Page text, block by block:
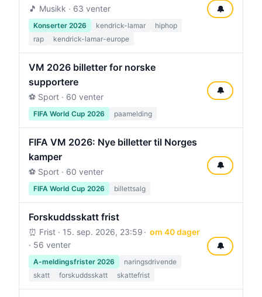
🎵 Musikk · 63 venter
Konserter 2026 kendrick-lamar
hiphop
rap
kendrick-lamar-europe
🔔
VM 2026 billetter for norske
supportere
⚽ Sport · 60 venter
FIFA World Cup 2026 paamelding
🔔
FIFA VM 2026: Nye billetter til Norges
kamper
⚽ Sport · 60 venter
FIFA World Cup 2026 billettsalg
🔔
Forskuddsskatt frist
⏰ Frist · 15. sep. 2026, 23:59
om 40 dager
· 56 venter
A-meldingsfrister 2026
naringsdrivende
skatt
forskuddsskatt skattefrist
🔔